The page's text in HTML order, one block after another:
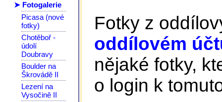
➤ Fotogalerie
Picasa (nové
fotky)
Chotěboř -
údolí
Doubravy
Boulder na
Škrovádě II
Lezení na
Vysočině II
Fotky z
oddílovém
nějaké fotky,
o login k